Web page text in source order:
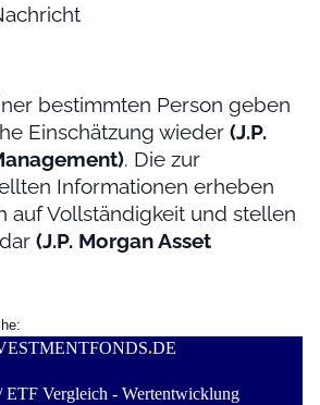
bestimmten Person geben
Einschätzung wieder (J.P.
. Die zur
Informationen erheben
auf Vollständigkeit und stellen
(J.P. Morgan Asset
.DE
ETF Vergleich - Wertentwicklung